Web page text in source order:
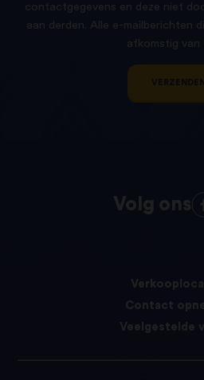
contactgegevens en deze niet
aan derden. Alle e-mailberichten
afkomstig van
VERZENDEN
Volg ons
Contact
Veelgestelde